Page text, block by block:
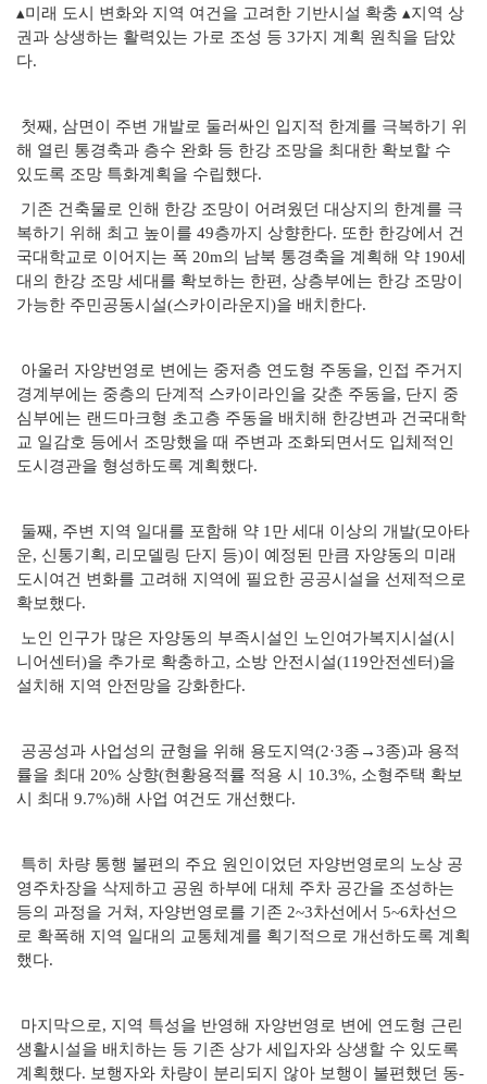
▴미래 도시 변화와 지역 여건을 고려한 기반시설 확충 ▴지역 상
권과 상생하는 활력있는 가로 조성 등 3가지 계획 원칙을 담았
다.
첫째, 삼면이 주변 개발로 둘러싸인 입지적 한계를 극복하기 위
해 열린 통경축과 층수 완화 등 한강 조망을 최대한 확보할 수
있도록 조망 특화계획을 수립했다.
기존 건축물로 인해 한강 조망이 어려웠던 대상지의 한계를 극
복하기 위해 최고 높이를 49층까지 상향한다. 또한 한강에서 건
국대학교로 이어지는 폭 20m의 남북 통경축을 계획해 약 190세
대의 한강 조망 세대를 확보하는 한편, 상층부에는 한강 조망이
가능한 주민공동시설(스카이라운지)을 배치한다.
아울러 자양번영로 변에는 중저층 연도형 주동을, 인접 주거지
경계부에는 중층의 단계적 스카이라인을 갖춘 주동을, 단지 중
심부에는 랜드마크형 초고층 주동을 배치해 한강변과 건국대학
교 일감호 등에서 조망했을 때 주변과 조화되면서도 입체적인
도시경관을 형성하도록 계획했다.
둘째, 주변 지역 일대를 포함해 약 1만 세대 이상의 개발(모아타
운, 신통기획, 리모델링 단지 등)이 예정된 만큼 자양동의 미래
도시여건 변화를 고려해 지역에 필요한 공공시설을 선제적으로
확보했다.
노인 인구가 많은 자양동의 부족시설인 노인여가복지시설(시
니어센터)을 추가로 확충하고, 소방 안전시설(119안전센터)을
설치해 지역 안전망을 강화한다.
공공성과 사업성의 균형을 위해 용도지역(2·3종→3종)과 용적
률을 최대 20% 상향(현황용적률 적용 시 10.3%, 소형주택 확보
시 최대 9.7%)해 사업 여건도 개선했다.
특히 차량 통행 불편의 주요 원인이었던 자양번영로의 노상 공
영주차장을 삭제하고 공원 하부에 대체 주차 공간을 조성하는
등의 과정을 거쳐, 자양번영로를 기존 2~3차선에서 5~6차선으
로 확폭해 지역 일대의 교통체계를 획기적으로 개선하도록 계획
했다.
마지막으로, 지역 특성을 반영해 자양번영로 변에 연도형 근린
생활시설을 배치하는 등 기존 상가 세입자와 상생할 수 있도록
계획했다. 보행자와 차량이 분리되지 않아 보행이 불편했던 동-